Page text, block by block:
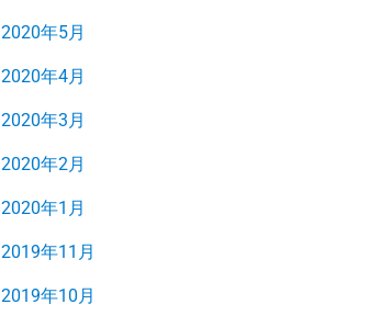
2020年5月
2020年4月
2020年3月
2020年2月
2020年1月
2019年11月
2019年10月